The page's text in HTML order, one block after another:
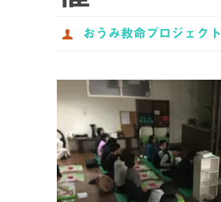
おうみ救命プロジェクト